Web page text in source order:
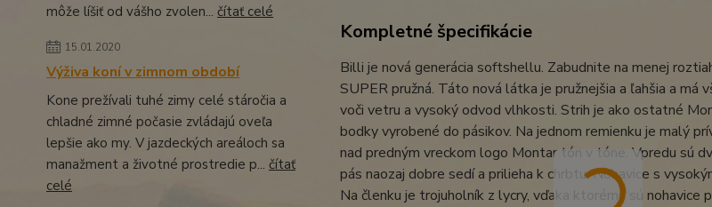
môže líšiť od vášho zvolen... čítať celé
15.01.2020
Výživa koní v zimnom období
Kone prežívali tuhé zimy celé stáročia a
chladné zimné počasie zvládajú oveľa
lepšie ako my. V jazdeckých areáloch sa
manažment a životné prostredie p... čítať
celé
Kompletné špecifikácie
Billi je nová generácia softshellu. Zabudnite na menej
SUPER pružná. Táto nová látka je pružnejšia a ľahšia a
voči vetru a vysoký odvod vlhkosti. Strih je ako ostatné
bodky vyrobené do pásikov. Na jednom remienku je malý
nad predným vreckom logo Montar tón v tóne. Vpredu sú
pás naozaj dobre sedí a prilieha k chrbtu. Nohavice s
Na členku je trojuholník z lycry, vďaka ktorému sú nohavice